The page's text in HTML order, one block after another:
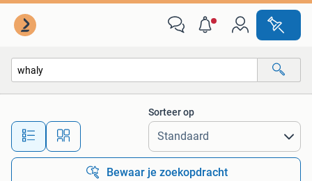
Alle afstanden…
Sorteer op
Bewaar je zoekopdracht